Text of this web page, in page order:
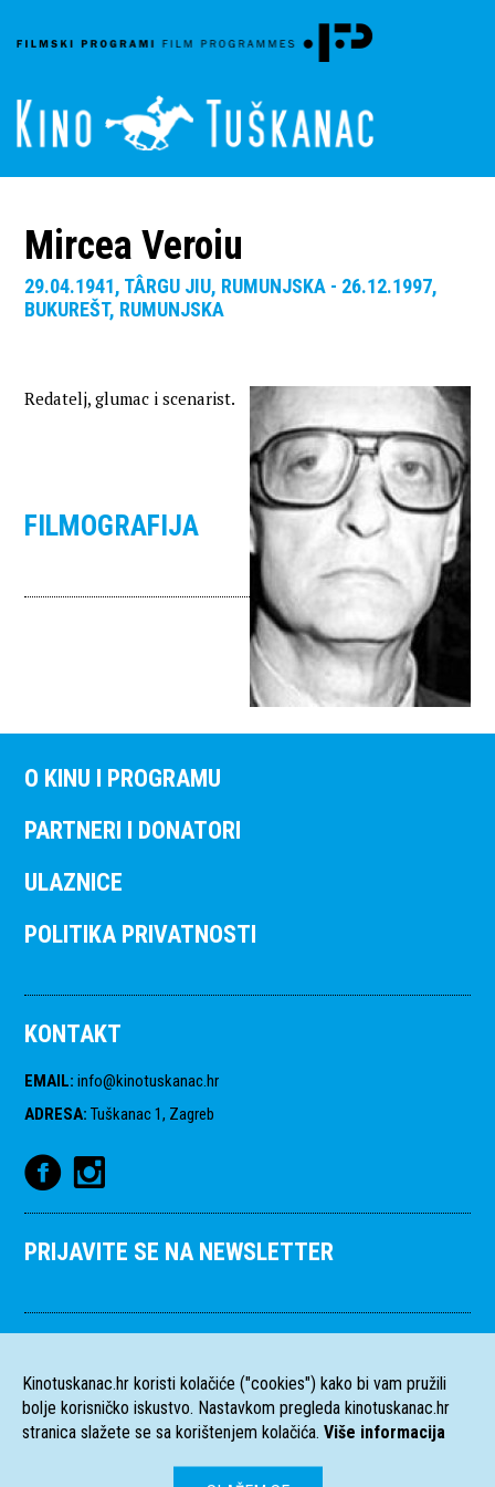
Mircea Veroiu
29.04.1941, TÂRGU JIU, RUMUNJSKA - 26.12.1997,
BUKUREŠT, RUMUNJSKA
Redatelj, glumac i scenarist.
FILMOGRAFIJA
O KINU I PROGRAMU
PARTNERI I DONATORI
ULAZNICE
POLITIKA PRIVATNOSTI
KONTAKT
EMAIL: info@kinotuskanac.hr
ADRESA: Tuškanac 1, Zagreb
PRIJAVITE SE NA NEWSLETTER
Kinotuskanac.hr koristi kolačiće ("cookies") kako bi vam pružili
bolje korisničko iskustvo. Nastavkom pregleda kinotuskanac.hr
stranica slažete se sa korištenjem kolačića. Više informacija